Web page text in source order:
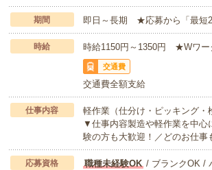
期間 即日～長期 ★応募から「最短2
時給 時給1150円～1350円 ★Wワー
交通費
交通費全額支給
仕事内容
軽作業（仕分け・ピッキング・
▼仕事内容製造や軽作業を中心
験の方も大歓迎！／どのお仕
応募資格 職種未経験OK/ ブランクOK /